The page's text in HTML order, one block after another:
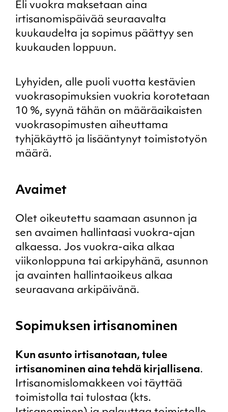
Eli vuokra maksetaan aina
irtisanomispäivää seuraavalta
kuukaudelta ja sopimus päättyy sen
kuukauden loppuun.
Lyhyiden, alle puoli vuotta kestävien
vuokrasopimuksien vuokria korotetaan
10 %, syynä tähän on määräaikaisten
vuokrasopimusten aiheuttama
tyhjäkäyttö ja lisääntynyt toimistotyön
määrä.
Avaimet
Olet oikeutettu saamaan asunnon ja
sen avaimen hallintaasi vuokra-ajan
alkaessa. Jos vuokra-aika alkaa
viikonloppuna tai arkipyhänä, asunnon
ja avainten hallintaoikeus alkaa
seuraavana arkipäivänä.
Sopimuksen irtisanominen
Kun asunto irtisanotaan, tulee
irtisanominen aina tehdä kirjallisena.
Irtisanomislomakkeen voi täyttää
toimistolla tai tulostaa (kts.